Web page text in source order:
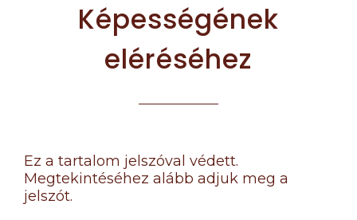
Képességének
eléréséhez
Ez a tartalom jelszóval védett.
Megtekintéséhez alább adjuk meg a
jelszót.